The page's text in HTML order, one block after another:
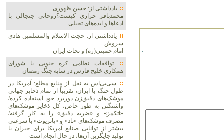
یادداشتی از: حسن ظهوری
محمدباقر خرازی کیست؟روحانی جنجالی با
ادعاها و ایده‌های تخیلی
یادداشتی از: حجت الاسلام والمسلمین هادی
سروش
امام خمینی(ره) و نجات ایران
توافقات نظامی کره جنوبی با شورای
همکاری خلیج فارس در سایه جنگ رمضان
سی‌بی‌اس به نقل از منابع مطلع: آمریکا در
طول جنگ با ایران، تقریباً از تمام ذخایر جهانی
موشک‌های دقیق‌زن دوربرد خود استفاده کرده/
واشنگتن به طور خاص، کل ذخایر موشک‌های
«اتکمز» و «ضربه دقیق» را به کار گرفته/
مصرف موشک‌های «تاد» و «پاتریوت» با سرعتی
بیشتر از توانایی صنایع آمریکا برای جبران یا
تولید جایگزین آن‌ها، در حال انجام است